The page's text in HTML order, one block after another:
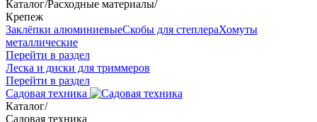
Каталог/Расходные материалы/
Крепеж
Заклёпки алюминиевыеСкобы для степлераХомуты
металлические
Перейти в раздел
Леска и диски для триммеров
Перейти в раздел
Садовая техника
Каталог/
Садовая техника